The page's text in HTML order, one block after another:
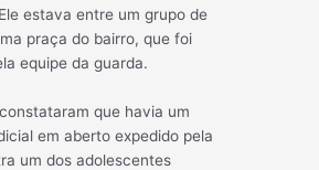
estava entre um grupo de
praça do bairro, que foi
equipe da guarda.
que havia um
em aberto expedido pela
um dos adolescentes